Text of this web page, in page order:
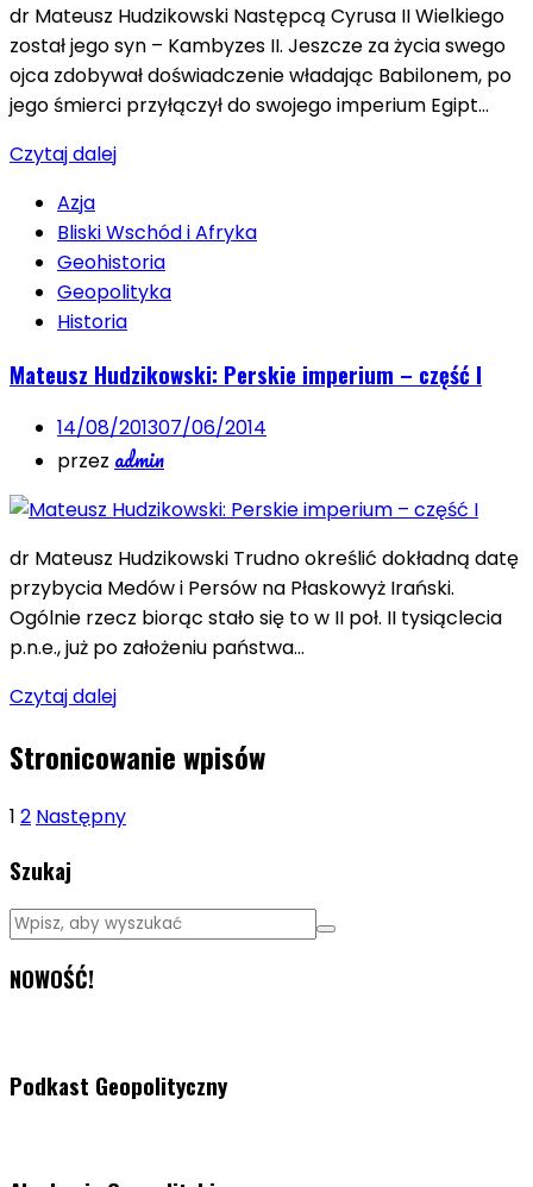
dr Mateusz Hudzikowski Następcą Cyrusa II Wielkiego
został jego syn – Kambyzes II. Jeszcze za życia swego
ojca zdobywał doświadczenie władając Babilonem, po
jego śmierci przyłączył do swojego imperium Egipt…
Czytaj dalej
Azja
Bliski Wschód i Afryka
Geohistoria
Geopolityka
Historia
Mateusz Hudzikowski: Perskie imperium – część I
14/08/201307/06/2014
przez admin
dr Mateusz Hudzikowski Trudno określić dokładną datę
przybycia Medów i Persów na Płaskowyż Irański.
Ogólnie rzecz biorąc stało się to w II poł. II tysiąclecia
p.n.e., już po założeniu państwa…
Czytaj dalej
Stronicowanie wpisów
1 2 Następny
Szukaj
NOWOŚĆ!
Podkast Geopolityczny